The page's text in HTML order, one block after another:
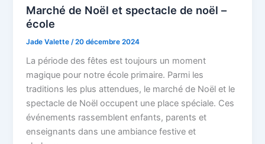
Marché de Noël et spectacle de noël –
école
Jade Valette /20 décembre 2024
La période des fêtes est toujours un moment
magique pour notre école primaire. Parmi les
traditions les plus attendues, le marché de Noël et le
spectacle de Noël occupent une place spéciale. Ces
événements rassemblent enfants, parents et
enseignants dans une ambiance festive et